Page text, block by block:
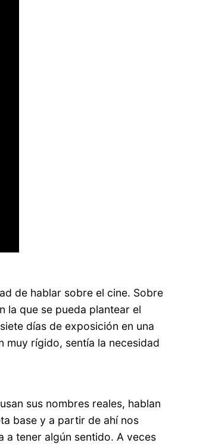
de hablar sobre el cine. Sobre
la que se pueda plantear el
días de exposición en una
rígido, sentía la necesidad
sus nombres reales, hablan
base y a partir de ahí nos
a tener algún sentido. A veces